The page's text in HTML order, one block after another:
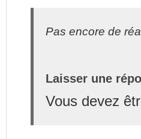
Pas encore de
Laisser une
Vous devez